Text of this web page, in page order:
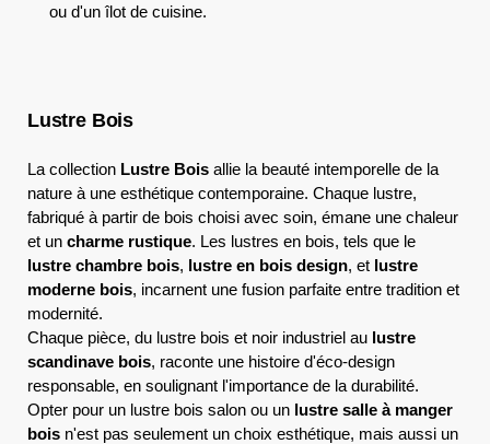
ou d'un îlot de cuisine.
Lustre Bois
La collection Lustre Bois allie la beauté intemporelle de la
nature à une esthétique contemporaine. Chaque lustre,
fabriqué à partir de bois choisi avec soin, émane une chaleur
et un charme rustique. Les lustres en bois, tels que le
lustre chambre bois, lustre en bois design, et lustre
moderne bois, incarnent une fusion parfaite entre tradition et
modernité.
Chaque pièce, du lustre bois et noir industriel au lustre
scandinave bois, raconte une histoire d'éco-design
responsable, en soulignant l'importance de la durabilité.
Opter pour un lustre bois salon ou un lustre salle à manger
bois n'est pas seulement un choix esthétique, mais aussi un